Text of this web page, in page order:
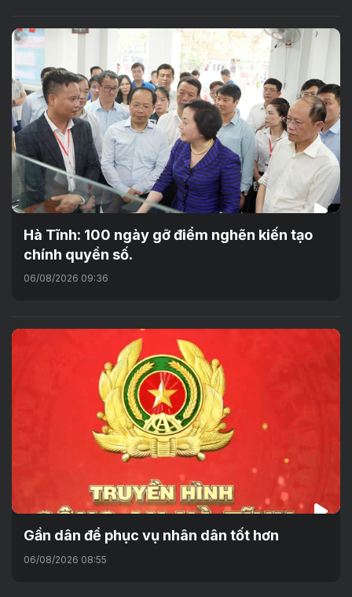
Hà Tĩnh: 100 ngày gỡ điểm nghẽn kiến tạo
chính quyền số.
06/08/2026 09:36
Gần dân để phục vụ nhân dân tốt hơn
06/08/2026 08:55